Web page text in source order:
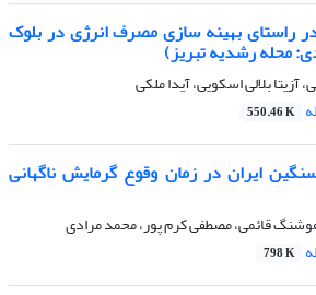
راستای بهینه سازی مصرف انرژی در بلوک
محله رشدیه تبریز)
آزیتا بلالی اسکویی، آیدا ملکی
550.46 K
ایران در زمان وقوع گرمایش ناگهانی
قائمی، مصطفی کرم پور، محمد مرادی
798 K